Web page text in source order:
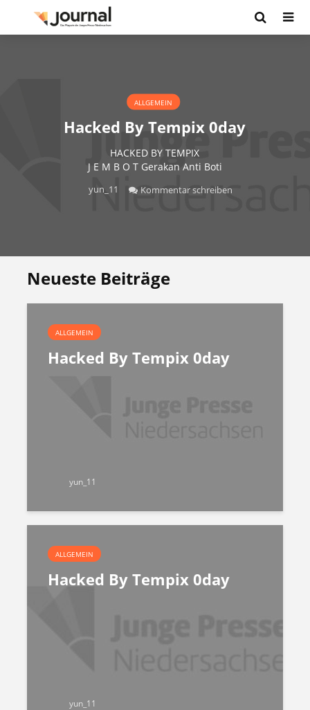
ALLGEMEIN
Hacked By Tempix 0day
HACKED BY TEMPIX
J E M B O T Gerakan Anti Boti
yun_11 Kommentar schreiben
Neueste Beiträge
ALLGEMEIN
Hacked By Tempix 0day
yun_11
ALLGEMEIN
Hacked By Tempix 0day
yun_11